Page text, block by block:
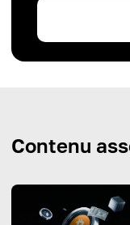
Contenu